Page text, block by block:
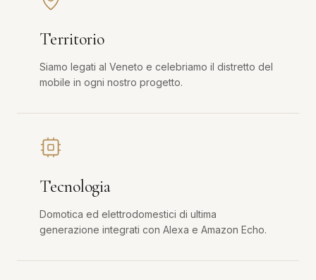
Territorio
Siamo legati al Veneto e celebriamo il distretto del
mobile in ogni nostro progetto.
Tecnologia
Domotica ed elettrodomestici di ultima
generazione integrati con Alexa e Amazon Echo.